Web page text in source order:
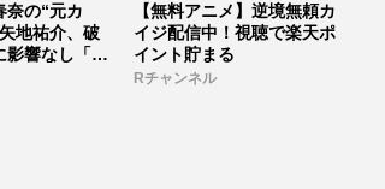
奈の“元カ
地祐介、破
影響なし「チ
【無料アニメ】逆境無頼カ
イジ配信中！視聴で楽天ポ
イント貯まる
Rチャンネル